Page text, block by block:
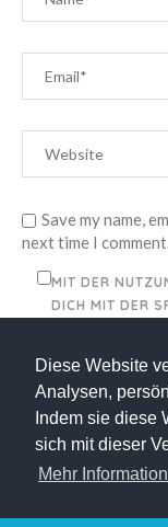
Diese Website
Analysen,
Indem sie diese
sich mit dieser
Mehr
Save my name,
next time I
MIT DER
DICH MIT DER